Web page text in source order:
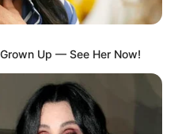
Up — See Her Now!